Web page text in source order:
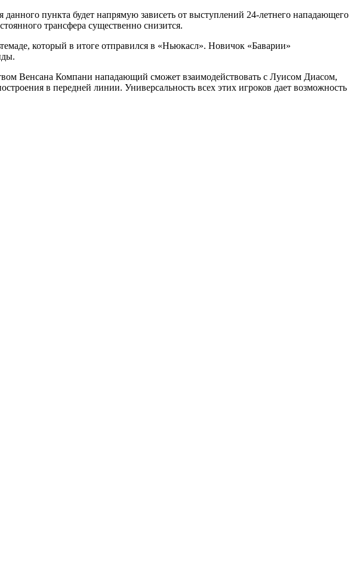
пункта будет напрямую зависеть от выступлений 24-летнего нападающего
трансфера существенно снизится.
который в итоге отправился в «Ньюкасл». Новичок «Баварии»
Венсана Компани нападающий сможет взаимодействовать с Луисом Диасом,
в передней линии. Универсальность всех этих игроков дает возможность